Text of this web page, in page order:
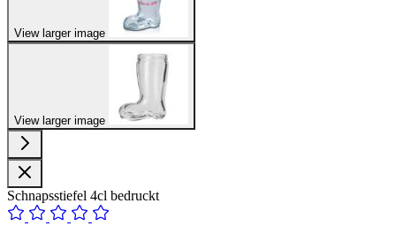
View larger image
View larger image
Schnapsstiefel 4cl bedruckt